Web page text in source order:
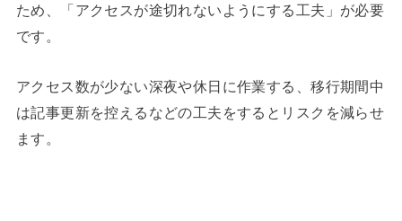
ため、「アクセスが途切れないようにする工夫」が必要
です。
アクセス数が少ない深夜や休日に作業する、移行期間中
は記事更新を控えるなどの工夫をするとリスクを減らせ
ます。